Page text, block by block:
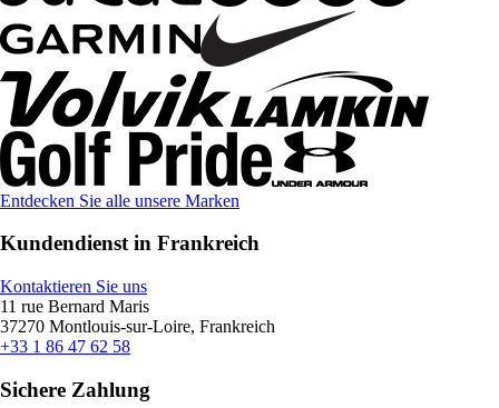
Entdecken Sie alle unsere Marken
Kundendienst in Frankreich
Kontaktieren Sie uns
11 rue Bernard Maris
37270 Montlouis-sur-Loire, Frankreich
+33 1 86 47 62 58
Sichere Zahlung